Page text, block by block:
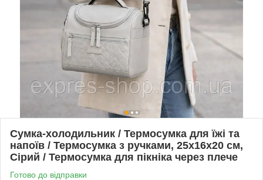
Сумка-холодильник / Термосумка для їжі та
напоїв / Термосумка з ручками, 25х16х20 см,
Сірий / Термосумка для пікніка через плече
Готово до відправки